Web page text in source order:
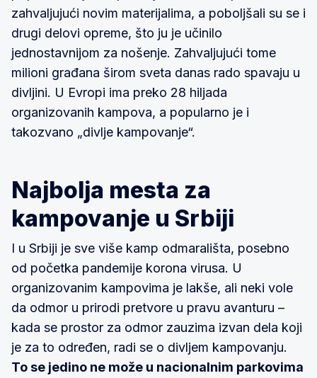
zahvaljujući novim materijalima, a poboljšali su se i
drugi delovi opreme, što ju je učinilo
jednostavnijom za nošenje. Zahvaljujući tome
milioni građana širom sveta danas rado spavaju u
divljini. U Evropi ima preko 28 hiljada
organizovanih kampova, a popularno je i
takozvano „divlje kampovanje“.
Najbolja mesta za
kampovanje u Srbiji
I u Srbiji je sve više kamp odmarališta, posebno
od početka pandemije korona virusa. U
organizovanim kampovima je lakše, ali neki vole
da odmor u prirodi pretvore u pravu avanturu –
kada se prostor za odmor zauzima izvan dela koji
je za to određen, radi se o divljem kampovanju.
To se jedino ne može u nacionalnim parkovima